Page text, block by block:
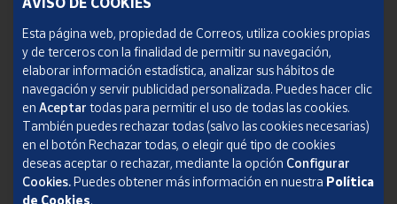
Política de cookies
Aviso legal
Condiciones del servicio
Política de Privacidad Web
Informe de transparencia
SOCIEDAD ESTATAL CORREOS Y TELÉGRAFOS, S.A., S.M.E. Todos los derechos
Esta página web, propiedad de Correos, utiliza cookies propias
y de terceros con la finalidad de permitir su navegación,
elaborar información estadística, analizar sus hábitos de
navegación y servir publicidad personalizada. Puedes hacer clic
en Aceptar todas para permitir el uso de todas las cookies.
También puedes rechazar todas (salvo las cookies necesarias)
en el botón Rechazar todas, o elegir qué tipo de cookies
deseas aceptar o rechazar, mediante la opción Configurar
Cookies.Puedes obtener más información en nuestra Política
de Cookies.